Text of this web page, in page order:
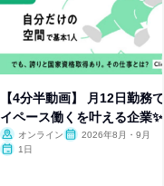
【4分半動画】 月12日勤務
イペース働くを叶える企業✨
オンライン
2026年8月・9月
1日